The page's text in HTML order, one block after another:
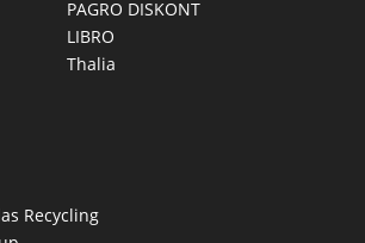
PAGRO DISKONT
LIBRO
Thalia
Recycling